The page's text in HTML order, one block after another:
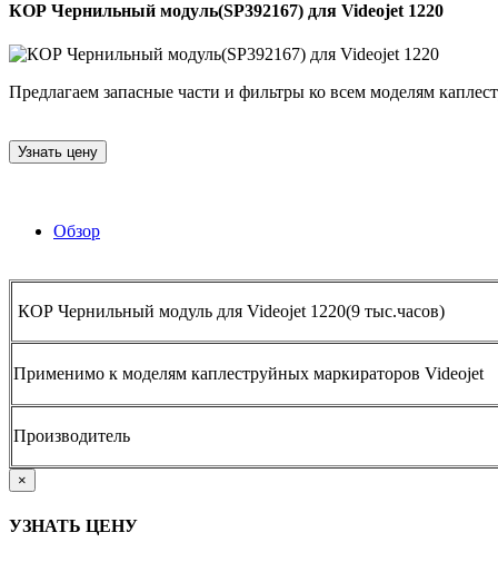
КОР Чернильный модуль(SP392167) для Videojet 1220
Предлагаем запасные части и фильтры ко всем моделям
Узнать цену
Обзор
КОР Чернильный модуль для Videojet 1220(9 тыс.часов)
Применимо к моделям каплеструйных маркираторов Videojet
Производитель
×
УЗНАТЬ ЦЕНУ